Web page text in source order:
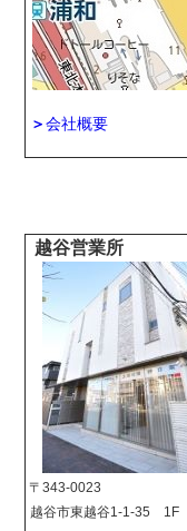
＞会社概要
越谷営業所
〒343-0023
越谷市東越谷1-1-35 1F